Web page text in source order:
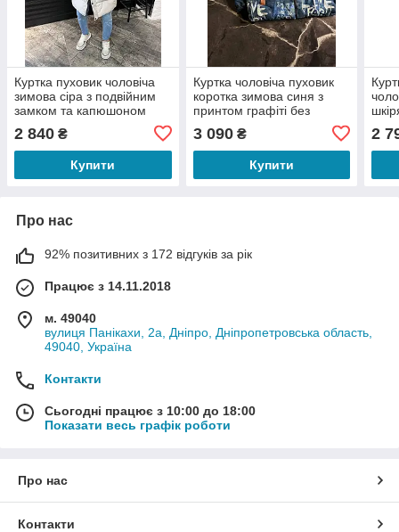
Куртка пуховик чоловіча
зимова сіра з подвійним
замком та капюшоном
2 840 ₴
Купити
Куртка чоловіча пуховик
коротка зимова синя з
принтом графіті без
Graphite
3 090₴
Купити
2
Про нас
92% позитивних з 172 відгуків за рік
Працює з 14.11.2018
м. 49040
вулиця Панікахи, 2а, Дніпро, Дніпропетровська область,
49040, Україна
Контакти
Сьогодні працює з 10:00 до 18:00
Показати весь графік роботи
Про нас
Контакти